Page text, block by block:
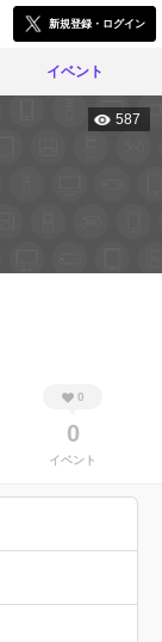
新規登録・ログイン
イベント
587
0
0
イベント